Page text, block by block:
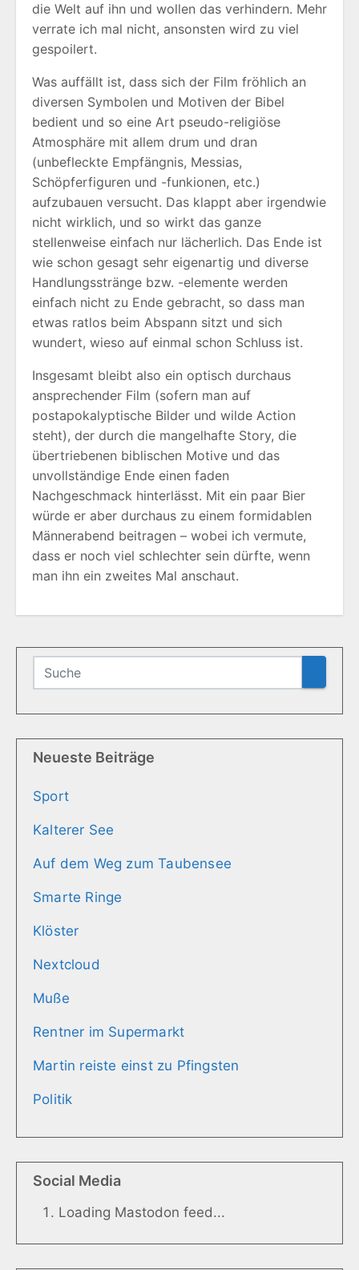
die Welt auf ihn und wollen das verhindern. Mehr
verrate ich mal nicht, ansonsten wird zu viel
gespoilert.
Was auffällt ist, dass sich der Film fröhlich an
diversen Symbolen und Motiven der Bibel
bedient und so eine Art pseudo-religiöse
Atmosphäre mit allem drum und dran
(unbefleckte Empfängnis, Messias,
Schöpferfiguren und -funkionen, etc.)
aufzubauen versucht. Das klappt aber irgendwie
nicht wirklich, und so wirkt das ganze
stellenweise einfach nur lächerlich. Das Ende ist
wie schon gesagt sehr eigenartig und diverse
Handlungsstränge bzw. -elemente werden
einfach nicht zu Ende gebracht, so dass man
etwas ratlos beim Abspann sitzt und sich
wundert, wieso auf einmal schon Schluss ist.
Insgesamt bleibt also ein optisch durchaus
ansprechender Film (sofern man auf
postapokalyptische Bilder und wilde Action
steht), der durch die mangelhafte Story, die
übertriebenen biblischen Motive und das
unvollständige Ende einen faden
Nachgeschmack hinterlässt. Mit ein paar Bier
würde er aber durchaus zu einem formidablen
Männerabend beitragen – wobei ich vermute,
dass er noch viel schlechter sein dürfte, wenn
man ihn ein zweites Mal anschaut.
Neueste Beiträge
Sport
Kalterer See
Auf dem Weg zum Taubensee
Smarte Ringe
Klöster
Nextcloud
Muße
Rentner im Supermarkt
Martin reiste einst zu Pfingsten
Politik
Social Media
Loading Mastodon feed...